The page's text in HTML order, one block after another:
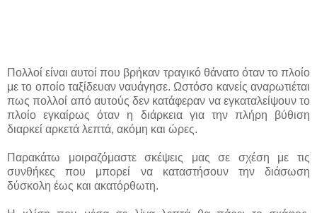
Πολλοί είναι αυτοί που βρήκαν τραγικό θάνατο όταν το πλοίο
με το οποίο ταξίδευαν ναυάγησε. Ωστόσο κανείς αναρωτιέται
πως πολλοί από αυτούς δεν κατάφεραν να εγκαταλείψουν το
πλοίο εγκαίρως όταν η διάρκεια για την πλήρη βύθιση
διαρκεί αρκετά λεπτά, ακόμη και ώρες.
Παρακάτω μοιραζόμαστε σκέψεις μας σε σχέση με τις
συνθήκες που μπορεί να καταστήσουν την διάσωση
δύσκολη έως και ακατόρθωτη.